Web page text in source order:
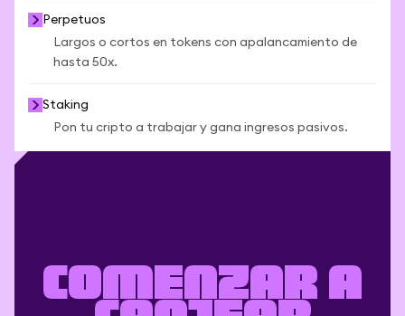
Perpetuos
Largos o cortos en tokens con apalancamiento de
hasta 50x.
Staking
Pon tu cripto a trabajar y gana ingresos pasivos.
Comenzar a